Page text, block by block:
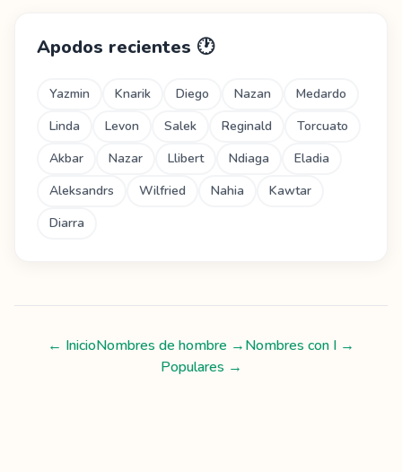
Apodos recientes 🕐
Yazmin Knarik Diego Nazan
Medardo
Linda
Levon Salek Reginald
Torcuato
Akbar
Nazar Llibert Ndiaga
Eladia
Aleksandrs
Wilfried Nahia
Kawtar
Diarra
← InicioNombres de hombre →Nombres con I →
Populares →